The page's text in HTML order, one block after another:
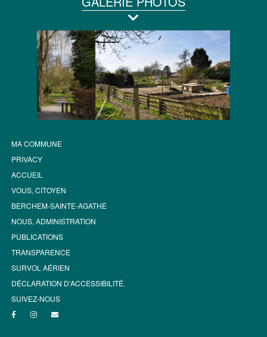
MA COMMUNE
PRIVACY
ACCUEIL
VOUS, CITOYEN
BERCHEM-SAINTE-AGATHE
NOUS, ADMINISTRATION
PUBLICATIONS
TRANSPARENCE
SURVOL AÉRIEN
DÉCLARATION D’ACCESSIBILITÉ.
SUIVEZ-NOUS